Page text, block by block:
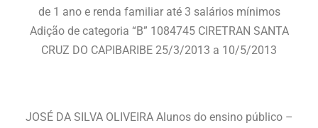
de 1 ano e renda familiar até 3 salários mínimos
Adição de categoria “B” 1084745 CIRETRAN SANTA
CRUZ DO CAPIBARIBE 25/3/2013 a 10/5/2013
JOSÉ DA SILVA OLIVEIRA Alunos do ensino público –